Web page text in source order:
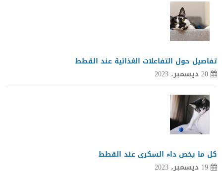
تفاصيل حول التفاعلات الغذائية عند القطط
20 ديسمبر، 2023
كل ما يخص داء السكرى عند القطط
19 ديسمبر، 2023